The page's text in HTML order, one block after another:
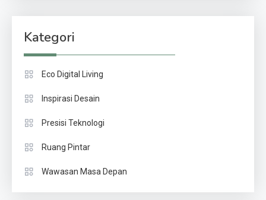
Kategori
Eco Digital Living
Inspirasi Desain
Presisi Teknologi
Ruang Pintar
Wawasan Masa Depan